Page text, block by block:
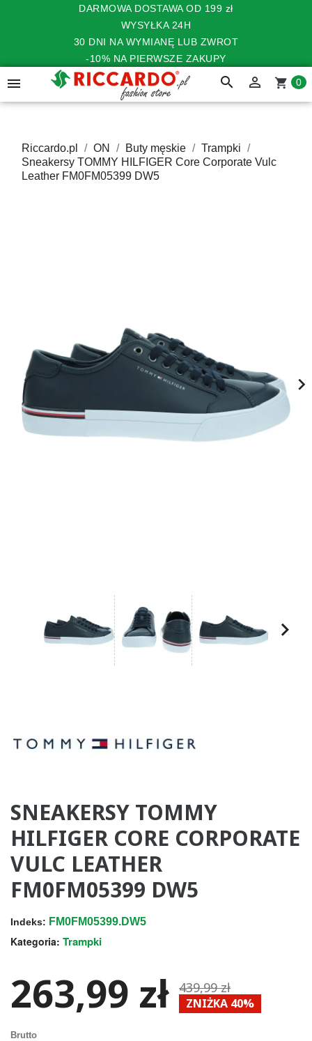
DARMOWA DOSTAWA OD 199 zł
WYSYŁKA 24H
30 DNI NA WYMIANĘ LUB ZWROT
-10% NA PIERWSZE ZAKUPY
 search  shopping_cart 0
Riccardo.pl ON Buty męskie
Trampki
Sneakersy TOMMY HILFIGER Core Corporate Vulc
Leather FM0FM05399 DW5

SNEAKERSY TOMMY
HILFIGER CORE CORPORATE
VULC LEATHER
FM0FM05399 DW5
Indeks: FM0FM05399.DW5
Kategoria: Trampki
263,99 zł 439,99 zł
ZNIŻKA 40%
Brutto